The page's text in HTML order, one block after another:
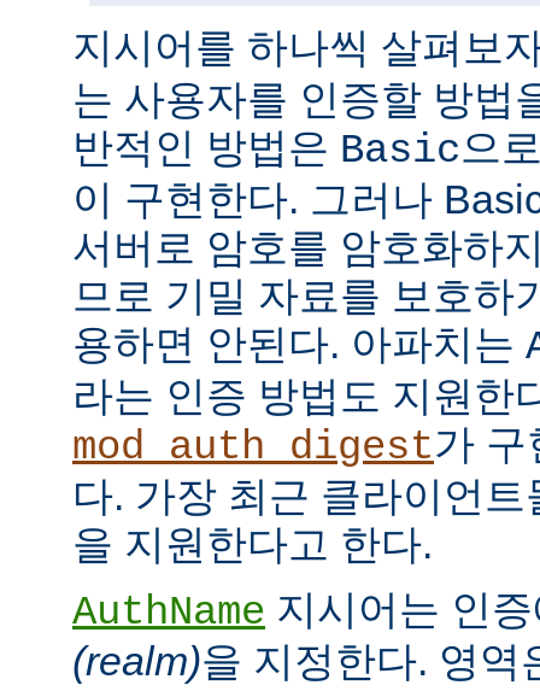
지시어를 하나씩 살펴보
는 사용자를 인증할 방법
반적인 방법은 Basic으
이 구현한다. 그러나
서버로 암호를 암호화하
므로 기밀 자료를 보호하
용하면 안된다. 아파치는
라는 인증 방법도 지원한
mod_auth_digest가 구
다. 가장 최근 클라이언
을 지원한다고 한다.
AuthName 지시어는 인
(realm)을 지정한다. 영역